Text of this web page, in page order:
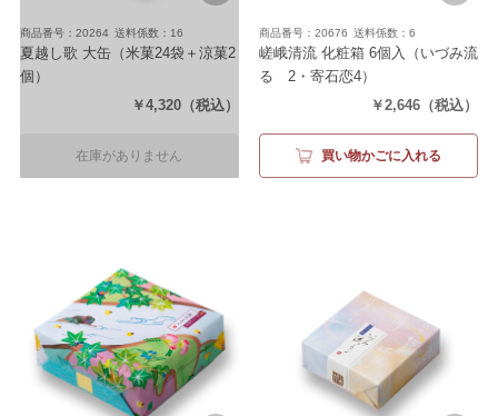
商品番号：20264 送料係数：16
夏越し歌 大缶（米菓24袋＋涼菓2
個）
￥4,320 （税込）
在庫がありません
商品番号：20676 送料係数：6
嵯峨清流 化粧箱 6個入
（いづみ流
るゝ2・寄石恋4）
￥2,646 （税込）
買い物かごに入れる